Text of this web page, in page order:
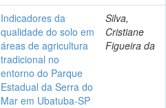
Indicadores da
qualidade do solo em
áreas de agricultura
tradicional no
entorno do Parque
Estadual da Serra do
Mar em Ubatuba-SP
Silva,
Cristiane
Figueira da